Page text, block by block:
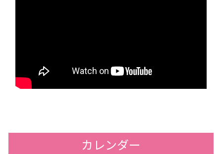
カレンダー